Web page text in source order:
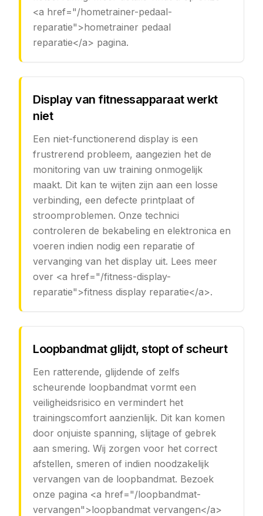
<a href="/hometrainer-pedaal-
reparatie">hometrainer pedaal
reparatie</a> pagina.
Display van fitnessapparaat werkt
niet
Een niet-functionerend display is een
frustrerend probleem, aangezien het de
monitoring van uw training onmogelijk
maakt. Dit kan te wijten zijn aan een losse
verbinding, een defecte printplaat of
stroomproblemen. Onze technici
controleren de bekabeling en elektronica en
voeren indien nodig een reparatie of
vervanging van het display uit. Lees meer
over <a href="/fitness-display-
reparatie">fitness display reparatie</a>.
Loopbandmat glijdt, stopt of scheurt
Een ratterende, glijdende of zelfs
scheurende loopbandmat vormt een
veiligheidsrisico en vermindert het
trainingscomfort aanzienlijk. Dit kan komen
door onjuiste spanning, slijtage of gebrek
aan smering. Wij zorgen voor het correct
afstellen, smeren of indien noodzakelijk
vervangen van de loopbandmat. Bezoek
onze pagina <a href="/loopbandmat-
vervangen">loopbandmat vervangen</a>